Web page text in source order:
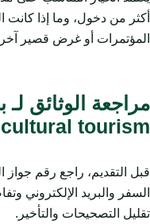
أكثر من دخول، وما إذا كانت
المؤتمرات أو غرض قصير
مراجعة الوثائق
cultural tourism
قبل التقديم، راجع رقم جواز
السفر والبريد الإلكتروني
تقليل التصحيحات والتأخير.